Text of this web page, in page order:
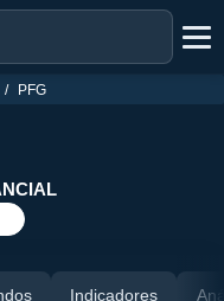
PFG
Indicadores